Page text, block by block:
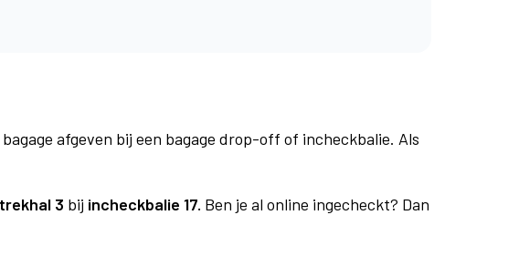
afgeven bij een bagage drop-off of incheckbalie. Als
3 bij incheckbalie 17. Ben je al online ingecheckt? Dan